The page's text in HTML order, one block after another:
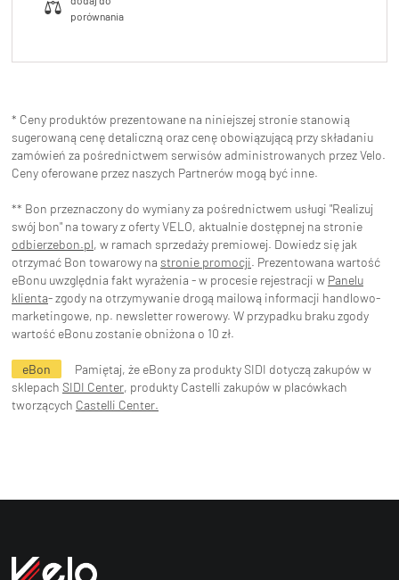
* Ceny produktów prezentowane na niniejszej stronie stanowią
sugerowaną cenę detaliczną oraz cenę obowiązującą przy składaniu
zamówień za pośrednictwem serwisów administrowanych przez Velo.
Ceny oferowane przez naszych Partnerów mogą być inne.
** Bon przeznaczony do wymiany za pośrednictwem usługi "Realizuj
swój bon" na towary z oferty VELO, aktualnie dostępnej na stronie
odbierzebon.pl, w ramach sprzedaży premiowej. Dowiedz się jak
otrzymać Bon towarowy na stronie promocji. Prezentowana wartość
eBonu uwzględnia fakt wyrażenia - w procesie rejestracji w Panelu
klienta- zgody na otrzymywanie drogą mailową informacji handlowo-
marketingowe, np. newsletter rowerowy. W przypadku braku zgody
wartość eBonu zostanie obniżona o 10 zł.
eBon
Pamiętaj, że eBony za produkty SIDI dotyczą zakupów w
sklepach SIDI Center, produkty Castelli zakupów w placówkach
tworzących Castelli Center.